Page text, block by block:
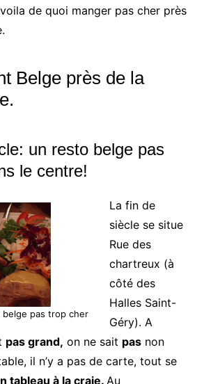
de quoi manger pas cher près
Belge près de la
un resto belge pas
le centre!
pas trop cher
La fin de
siècle se situe
Rue des
chartreux (à
côté des
Halles Saint-
Géry). A
pas grand, on ne sait pasnon
il n’y a pas de carte, tout se
tableau à la craie. Au